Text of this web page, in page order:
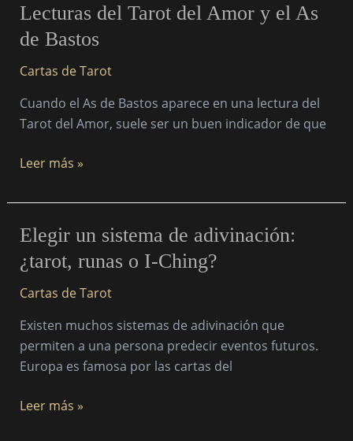
del
tarot
Lecturas del Tarot del Amor y el As
de Bastos
Cartas de Tarot
Cuando el As de Bastos aparece en una lectura del
Tarot del Amor, suele ser un buen indicador de que
Lecturas
del
Tarot
del
y
el
de
Leer más »
Elegir un sistema de adivinación:
¿tarot, runas o I-Ching?
Cartas de Tarot
Existen muchos sistemas de adivinación que
permiten a una persona predecir eventos futuros.
Europa es famosa por las cartas del
Elegir
un
sistema
de
¿tarot,
runas
o
Ching?
Leer más »